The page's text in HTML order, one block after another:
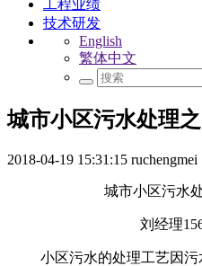
工程业绩
技术研发
English
繁体中文
城市小区污水处理
2018-04-19 15:31:15 ruchengmei
城市小区污水
刘经理
小区污水的处理工艺因污